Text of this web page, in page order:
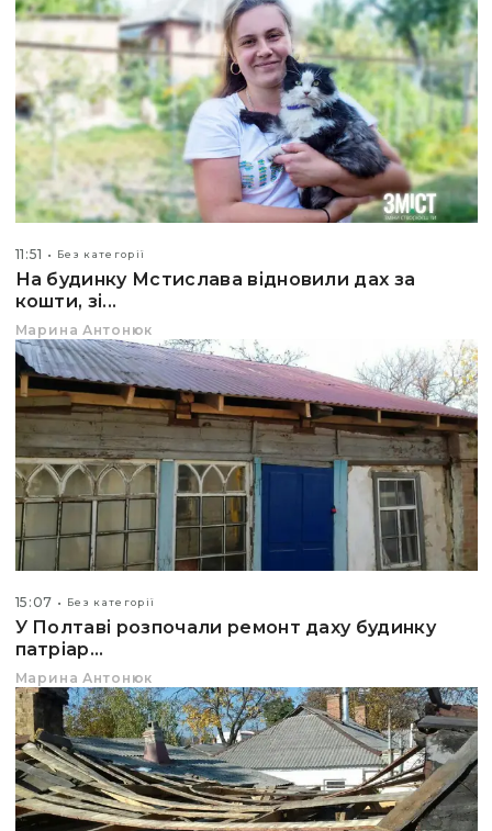
11:51 Без категорії
На будинку Мстислава відновили дах за
кошти, зі...
Марина Антонюк
15:07 Без категорії
У Полтаві розпочали ремонт даху будинку
патріар...
Марина Антонюк